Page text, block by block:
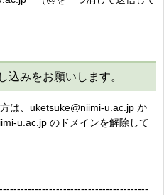
込みをお願いします。
は、uketsuke@niimi-u.ac.jp か
u.ac.jp のドメインを解除して